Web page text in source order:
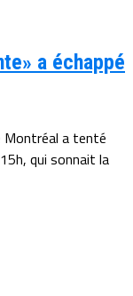
a échappé
Montréal a tenté
qui sonnait la